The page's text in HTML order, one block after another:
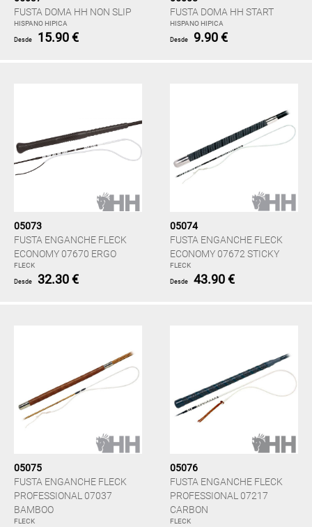
FUSTA DOMA HH NON SLIP
HISPANO HIPICA
Desde 15.90 €
FUSTA DOMA HH START
HISPANO HIPICA
Desde 9.90 €
05073
FUSTA ENGANCHE FLECK
ECONOMY 07670 ERGO
FLECK
Desde 32.30 €
05074
FUSTA ENGANCHE FLECK
ECONOMY 07672 STICKY
FLECK
Desde 43.90 €
05075
FUSTA ENGANCHE FLECK
PROFESSIONAL 07037
BAMBOO
FLECK
05076
FUSTA ENGANCHE FLECK
PROFESSIONAL 07217
CARBON
FLECK